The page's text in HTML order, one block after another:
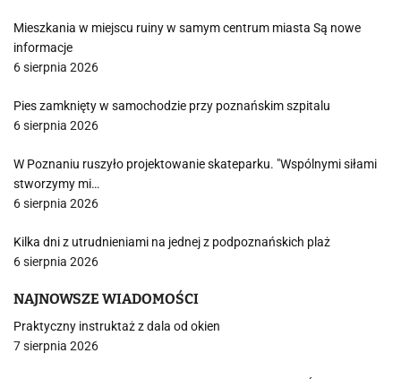
Mieszkania w miejscu ruiny w samym centrum miasta Są nowe
informacje
6 sierpnia 2026
Pies zamknięty w samochodzie przy poznańskim szpitalu
6 sierpnia 2026
W Poznaniu ruszyło projektowanie skateparku. "Wspólnymi siłami
stworzymy mi…
6 sierpnia 2026
Kilka dni z utrudnieniami na jednej z podpoznańskich plaż
6 sierpnia 2026
NAJNOWSZE WIADOMOŚCI
Praktyczny instruktaż z dala od okien
7 sierpnia 2026